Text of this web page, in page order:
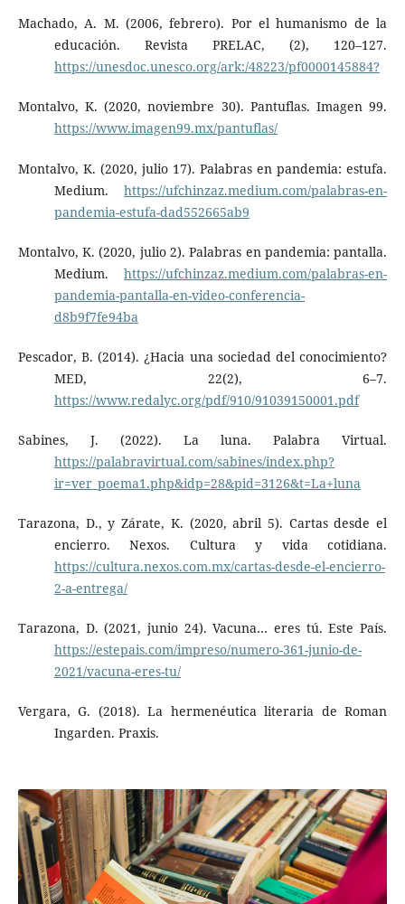
Machado, A. M. (2006, febrero). Por el humanismo de la
educación. Revista PRELAC, (2), 120–127.
https://unesdoc.unesco.org/ark:/48223/pf0000145884?
Montalvo, K. (2020, noviembre 30). Pantuflas. Imagen 99.
https://www.imagen99.mx/pantuflas/
Montalvo, K. (2020, julio 17). Palabras en pandemia: estufa.
Medium.https://ufchinzaz.medium.com/palabras-en-
pandemia-estufa-dad552665ab9
Montalvo, K. (2020, julio 2). Palabras en pandemia: pantalla.
Medium.https://ufchinzaz.medium.com/palabras-en-
pandemia-pantalla-en-video-conferencia-
d8b9f7fe94ba
Pescador, B. (2014). ¿Hacia una sociedad del conocimiento?
MED, 22(2), 6–7.
https://www.redalyc.org/pdf/910/91039150001.pdf
Sabines, J. (2022). La luna. Palabra Virtual.
https://palabravirtual.com/sabines/index.php?
ir=ver_poema1.php&idp=28&pid=3126&t=La+luna
Tarazona, D., y Zárate, K. (2020, abril 5). Cartas desde el
encierro. Nexos. Cultura y vida cotidiana.
https://cultura.nexos.com.mx/cartas-desde-el-encierro-
2-a-entrega/
Tarazona, D. (2021, junio 24). Vacuna… eres tú. Este País.
https://estepais.com/impreso/numero-361-junio-de-
2021/vacuna-eres-tu/
Vergara, G. (2018). La hermenéutica literaria de Roman
Ingarden. Praxis.